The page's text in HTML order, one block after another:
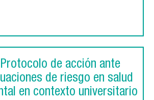
Protocolo de acción ante
de riesgo en salud
en contexto universitario